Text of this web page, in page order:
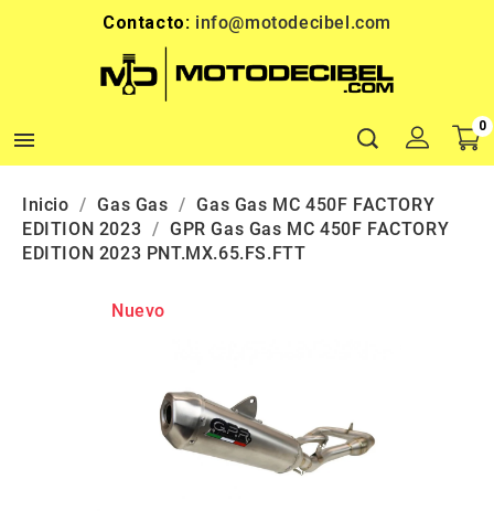
Contacto: info@motodecibel.com

0
Inicio Gas Gas
Gas Gas MC 450F FACTORY
EDITION 2023
GPR Gas Gas MC 450F FACTORY
EDITION 2023 PNT.MX.65.FS.FTT
Nuevo